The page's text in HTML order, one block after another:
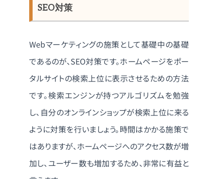
SEO対策
Webマーケティングの施策として基礎中の基礎
であるのが、SEO対策です。ホームページをポー
タルサイトの検索上位に表示させるための方法
です。検索エンジンが持つアルゴリズムを勉強
し、自分のオンラインショップが検索上位に来る
ように対策を行いましょう。時間はかかる施策で
はありますが、ホームページへのアクセス数が増
加し、ユーザー数も増加するため、非常に有益と